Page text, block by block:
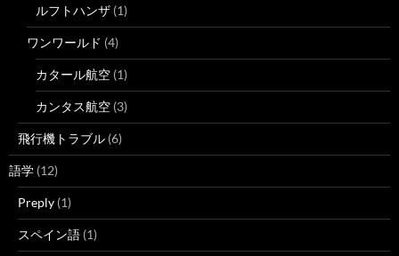
ルフトハンザ (1)
ワンワールド (4)
カタール航空 (1)
カンタス航空 (3)
飛行機トラブル (6)
語学 (12)
Preply (1)
スペイン語 (1)